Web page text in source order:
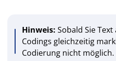
Hinweis: Sobald Sie
Codings gleichzeitig
Codierung nicht möglich.